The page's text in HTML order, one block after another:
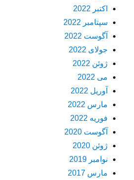
اکتبر 2022
سپتامبر 2022
آگوست 2022
جولای 2022
ژوئن 2022
می 2022
آوریل 2022
مارس 2022
فوریه 2022
آگوست 2020
ژوئن 2020
نوامبر 2019
مارس 2017